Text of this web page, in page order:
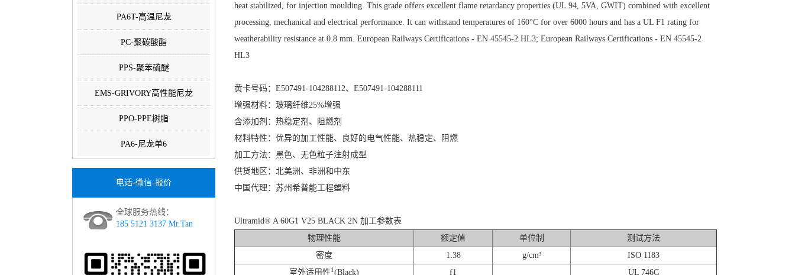
PA6T-高温尼龙
PC-聚碳酸酯
PPS-聚苯硫醚
EMS-GRIVORY高性能尼龙
PPO-PPE树脂
PA6-尼龙单6
电话-微信-报价
全球服务热线：
185 5121 3137 Mr.Tan
heat stabilized, for injection moulding. This grade offers excellent flame retardancy properties (UL 94, 5VA, GWIT) combined with excellent
processing, mechanical and electrical performance. It can withstand temperatures of 160°C for over 6000 hours and has a UL F1 rating for
weatherability resistance at 0.8 mm. European Railways Certifications - EN 45545-2 HL3; European Railways Certifications - EN 45545-2
HL3
黄卡号码：E507491-104288112、E507491-104288111
增强材料：玻璃纤维25%增强
含添加剂：热稳定剂、阻燃剂
材料特性：优异的加工性能、良好的电气性能、热稳定、阻燃
加工方法：黑色、无色粒子注射成型
供货地区：北美洲、非洲和中东
中国代理：苏州希普能工程塑料
Ultramid® A 60G1 V25 BLACK 2N 加工参数表
物理性能
额定值 单位制
测试方法
密度
1.38 g/cm³
ISO 1183
室外适用性1 (Black) f1
UL 746C